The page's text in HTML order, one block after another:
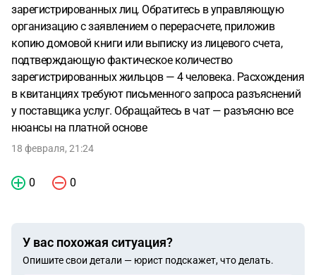
зарегистрированных лиц. Обратитесь в управляющую
организацию с заявлением о перерасчете, приложив
копию домовой книги или выписку из лицевого счета,
подтверждающую фактическое количество
зарегистрированных жильцов — 4 человека. Расхождения
в квитанциях требуют письменного запроса разъяснений
у поставщика услуг. Обращайтесь в чат — разъясню все
нюансы на платной основе
18 февраля, 21:24
0 0
У вас похожая ситуация?
Опишите свои детали — юрист подскажет, что делать.